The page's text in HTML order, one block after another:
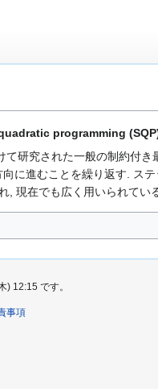
programming
研究された一般の制約付
に進むことを繰り返す. ス
, 現在でも広く用いられてい
12:15 です。
事項